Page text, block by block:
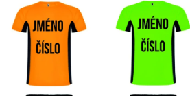
hvězdiček.